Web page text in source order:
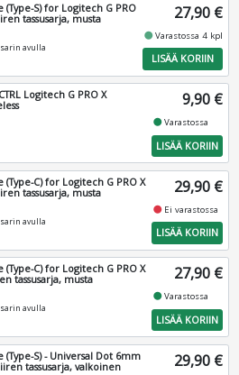
(Type-S) for Logitech G PRO
tassusarja, musta
avulla
27,90 €
fiber_manual_recordVarastossa 4 kpl
LISÄÄ KORIIN
Logitech G PRO X
9,90 €
fiber_manual_recordVarastossa
LISÄÄ KORIIN
(Type-C) for Logitech G PRO X
tassusarja, musta
avulla
29,90 €
fiber_manual_record Ei varastossa
LISÄÄ KORIIN
(Type-C) for Logitech G PRO X
tassusarja, musta
avulla
27,90 €
fiber_manual_recordVarastossa
LISÄÄ KORIIN
(Type-S) - Universal Dot 6mm
tassusarja, valkoinen
29,90 €